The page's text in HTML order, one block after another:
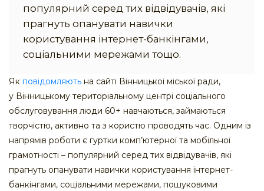
популярний серед тих відвідувачів, які
прагнуть опанувати навички
користування інтернет-банкінгами,
соціальними мережами тощо.
Як повідомляють на сайті Вінницької міської ради,
у Вінницькому територіальному центрі соціального
обслуговування люди 60+ навчаються, займаються
творчістю, активно та з користю проводять час. Одним із
напрямів роботи є гуртки комп’ютерної та мобільної
грамотності – популярний серед тих відвідувачів, які
прагнуть опанувати навички користування інтернет-
банкінгами, соціальними мережами, пошуковими